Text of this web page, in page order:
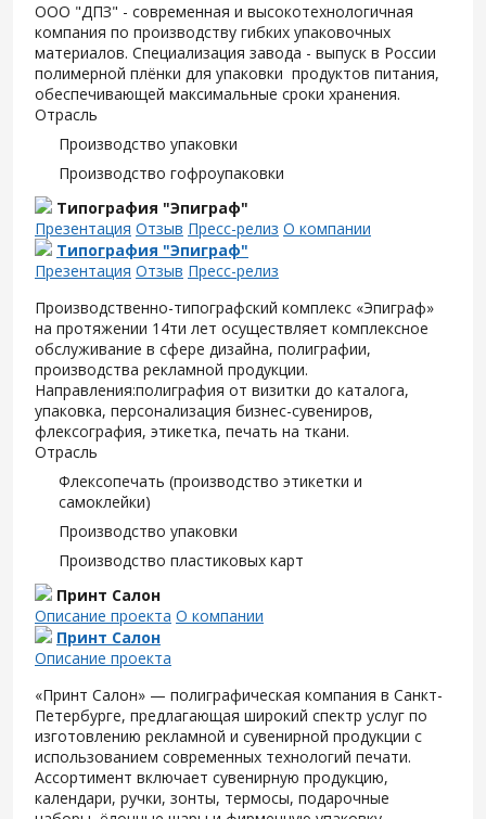
ООО "ДПЗ" - современная и высокотехнологичная
компания по производству гибких упаковочных
материалов. Специализация завода - выпуск в России
полимерной плёнки для упаковки продуктов питания,
обеспечивающей максимальные сроки хранения.
Отрасль
Производство упаковки
Производство гофроупаковки
Типография "Эпиграф"
Презентация Отзыв Пресс-релиз О компании
Типография "Эпиграф"
Презентация Отзыв Пресс-релиз
Производственно-типографский комплекс «Эпиграф»
на протяжении 14ти лет осуществляет комплексное
обслуживание в сфере дизайна, полиграфии,
производства рекламной продукции.
Направления:полиграфия от визитки до каталога,
упаковка, персонализация бизнес-сувениров,
флексография, этикетка, печать на ткани.
Отрасль
Флексопечать (производство этикетки и
самоклейки)
Производство упаковки
Производство пластиковых карт
Принт Салон
Описание проекта О компании
Принт Салон
Описание проекта
«Принт Салон» — полиграфическая компания в Санкт-
Петербурге, предлагающая широкий спектр услуг по
изготовлению рекламной и сувенирной продукции с
использованием современных технологий печати.
Ассортимент включает сувенирную продукцию,
календари, ручки, зонты, термосы, подарочные